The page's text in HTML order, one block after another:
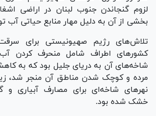
لزوم گنجاندن جنوب لبنان در اراضی
بخشی از آن به دلیل مهار منابع حیاتی آب
تلاش‌های رژیم صهیونیستی برای
کشور‌های اطراف شامل منحرف کردن آب
شاخه‌های آن به دریای جلیل بود که به
مرده و کوچک شدن مناطق آن منجر شد،
نهر‌های شاخه‌ای برای مصارف آبیاری و
خشک شده بود.